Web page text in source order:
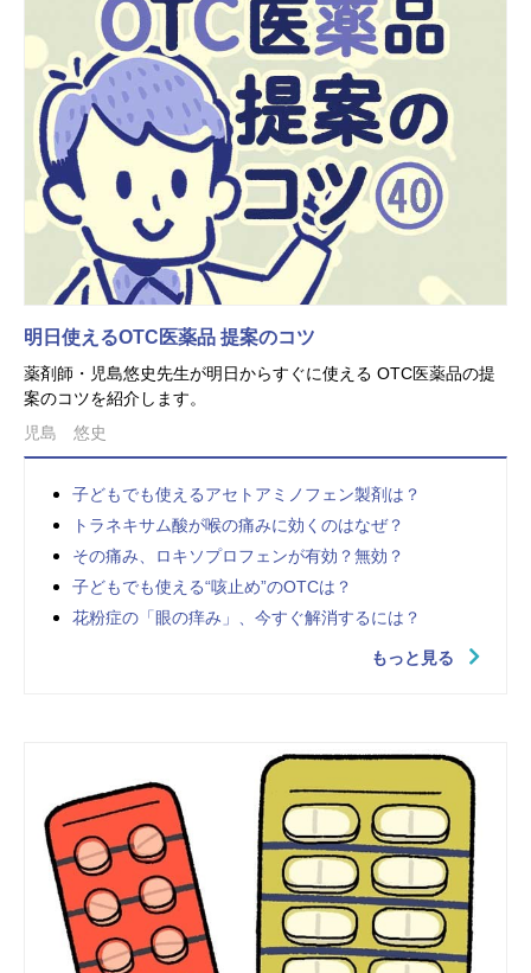
明日使えるOTC医薬品 提案のコツ
薬剤師・児島悠史先生が明日からすぐに使える OTC医薬品の提
案のコツを紹介します。
児島 悠史
子どもでも使えるアセトアミノフェン製剤は？
トラネキサム酸が喉の痛みに効くのはなぜ？
その痛み、ロキソプロフェンが有効？無効？
子どもでも使える“咳止め”のOTCは？
花粉症の「眼の痒み」、今すぐ解消するには？
もっと見る